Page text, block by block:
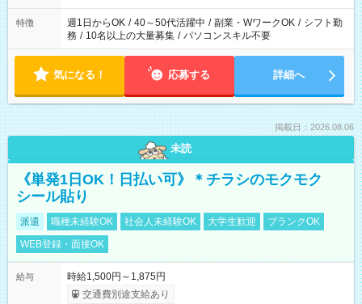
特徴 週1日からOK / 40～50代活躍中 / 副業・WワークOK / シフト勤
務 / 10名以上の大量募集 / パソコンスキル不要
気になる！ 応募する 詳細へ
掲載日：2026.08.06
未読
《単発1日OK！日払い可》＊チラシのモクモク
シール貼り
派遣 職種未経験OK 社会人未経験OK 大学生歓迎
ブランクOK
WEB登録・面接OK
給与
時給1,500円～1,875円
交通費別途支給あり